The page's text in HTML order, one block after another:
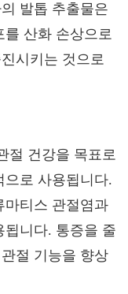
발톱 추출물은
를 산화 손상으로
시키는 것으로
절 건강을 목표로
로 사용됩니다.
마티스 관절염과
됩니다. 통증을 줄
절 기능을 향상